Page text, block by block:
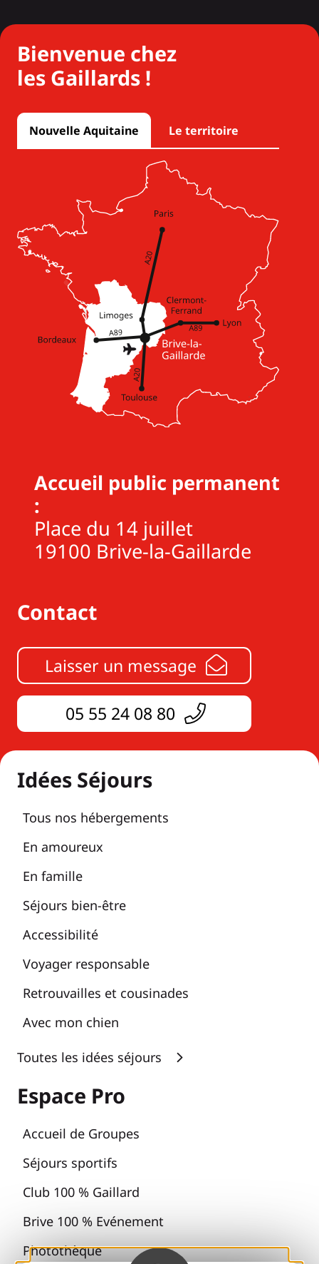
Bienvenue chez
les Gaillards !
Nouvelle Aquitaine Le territoire
Accueil public permanent
:
Place du 14 juillet
19100 Brive-la-Gaillarde
Contact
Laisser un message
05 55 24 08 80
Idées Séjours
Tous nos hébergements
En amoureux
En famille
Séjours bien-être
Accessibilité
Voyager responsable
Retrouvailles et cousinades
Avec mon chien
Toutes les idées séjours
Espace Pro
Accueil de Groupes
Séjours sportifs
Club 100 % Gaillard
Brive 100 % Evénement
Photothèque